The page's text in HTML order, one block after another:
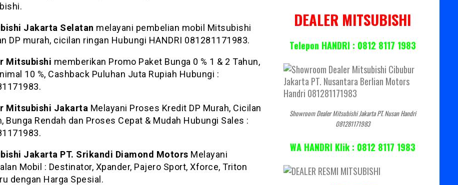
Jakarta Selatan melayani pembelian mobil Mitsubishi
DP murah, cicilan ringan Hubungi HANDRI 081281171983.
Mitsubishi memberikan Promo Paket Bunga 0 % 1 & 2 Tahun,
10 %, Cashback Puluhan Juta Rupiah Hubungi :
Mitsubishi Jakarta Melayani Proses Kredit DP Murah, Cicilan
Bunga Rendah dan Proses Cepat & Mudah Hubungi Sales :
.
Jakarta PT. Srikandi Diamond Motors Melayani
Mobil : Destinator, Xpander, Pajero Sport, Xforce, Triton
dengan Harga Spesial.
DEALER MITSUBISHI
Telepon HANDRI : 0812 8117 1983
Showroom Dealer Mitsubishi Jakarta PT. Nusan Handri
081281171983
WA HANDRI Klik : 0812 8117 1983